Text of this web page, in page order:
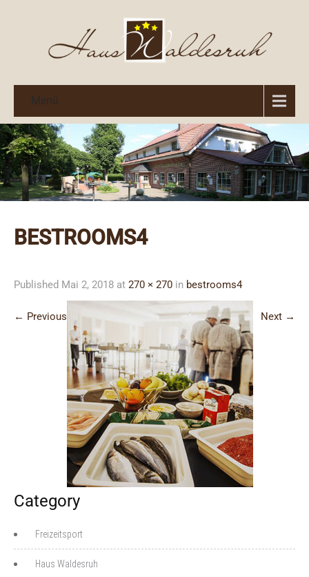
Menü
BESTROOMS4
Published Mai 2, 2018 at 270 × 270 in bestrooms4
← Previous Next →
Category
Freizeitsport
Haus Waldesruh